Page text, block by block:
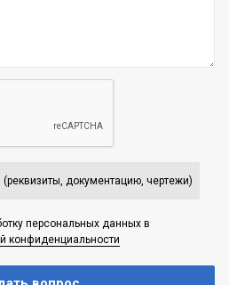
документацию, чертежи)
персональных данных в
конфиденциальности